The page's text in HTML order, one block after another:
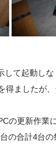
して起動しな
得ましたが
の更新作業
の合計4台